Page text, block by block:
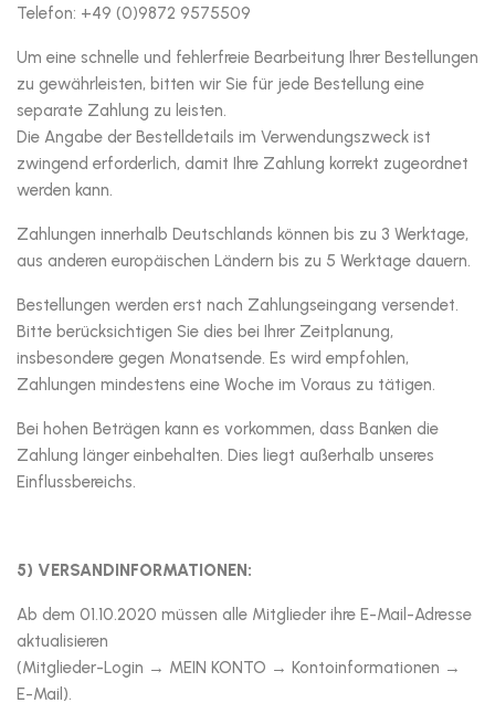
Telefon: +49 (0)9872 9575509
Um eine schnelle und fehlerfreie Bearbeitung Ihrer Bestellungen
zu gewährleisten, bitten wir Sie für jede Bestellung eine
separate Zahlung zu leisten.
Die Angabe der Bestelldetails im Verwendungszweck ist
zwingend erforderlich, damit Ihre Zahlung korrekt zugeordnet
werden kann.
Zahlungen innerhalb Deutschlands können bis zu 3 Werktage,
aus anderen europäischen Ländern bis zu 5 Werktage dauern.
Bestellungen werden erst nach Zahlungseingang versendet.
Bitte berücksichtigen Sie dies bei Ihrer Zeitplanung,
insbesondere gegen Monatsende. Es wird empfohlen,
Zahlungen mindestens eine Woche im Voraus zu tätigen.
Bei hohen Beträgen kann es vorkommen, dass Banken die
Zahlung länger einbehalten. Dies liegt außerhalb unseres
Einflussbereichs.
5) VERSANDINFORMATIONEN:
Ab dem 01.10.2020 müssen alle Mitglieder ihre E-Mail-Adresse
aktualisieren
(Mitglieder-Login → MEIN KONTO → Kontoinformationen →
E-Mail).